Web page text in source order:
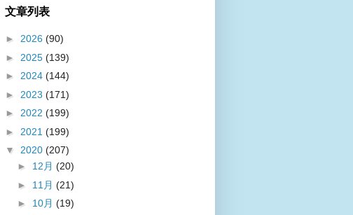
文章列表
► 2026 (90)
► 2025 (139)
► 2024 (144)
► 2023 (171)
► 2022 (199)
► 2021 (199)
▼ 2020 (207)
► 12月 (20)
► 11月 (21)
► 10月 (19)